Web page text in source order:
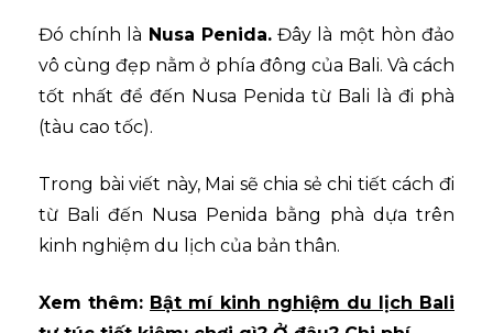
Đó chính là Nusa Penida.Đây là một hòn đảo
vô cùng đẹp nằm ở phía đông của Bali. Và cách
tốt nhất để đến Nusa Penida từ Bali là đi phà
(tàu cao tốc).
Trong bài viết này, Mai sẽ chia sẻ chi tiết cách đi
từ Bali đến Nusa Penida bằng phà dựa trên
kinh nghiệm du lịch của bản thân.
Xem thêm: Bật mí kinh nghiệm du lịch Bali